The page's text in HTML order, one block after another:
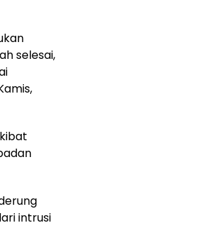
selesai,
intrusi